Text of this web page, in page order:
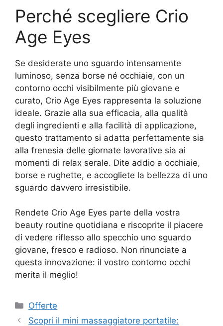
Perché scegliere Crio
Age Eyes
Se desiderate uno sguardo intensamente
luminoso, senza borse né occhiaie, con un
contorno occhi visibilmente più giovane e
curato, Crio Age Eyes rappresenta la soluzione
ideale. Grazie alla sua efficacia, alla qualità
degli ingredienti e alla facilità di applicazione,
questo trattamento si adatta perfettamente sia
alla frenesia delle giornate lavorative sia ai
momenti di relax serale. Dite addio a occhiaie,
borse e rughette, e accogliete la bellezza di uno
sguardo davvero irresistibile.
Rendete Crio Age Eyes parte della vostra
beauty routine quotidiana e riscoprite il piacere
di vedere riflesso allo specchio uno sguardo
giovane, fresco e radioso. Non rinunciate a
questa innovazione: il vostro contorno occhi
merita il meglio!
Categorie
Offerte
Scopri il mini massaggiatore portatile: